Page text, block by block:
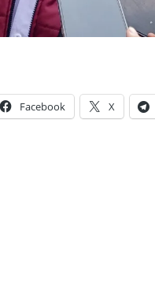
Facebook X